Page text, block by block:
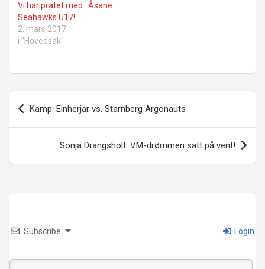
Vi har pratet med…Åsane
Seahawks U17!
2. mars 2017
i "Hovedsak"
Innleggsnavigasjon
Kamp: Einherjar vs. Starnberg Argonauts
Sonja Drangsholt: VM-drømmen satt på vent!
Subscribe Login